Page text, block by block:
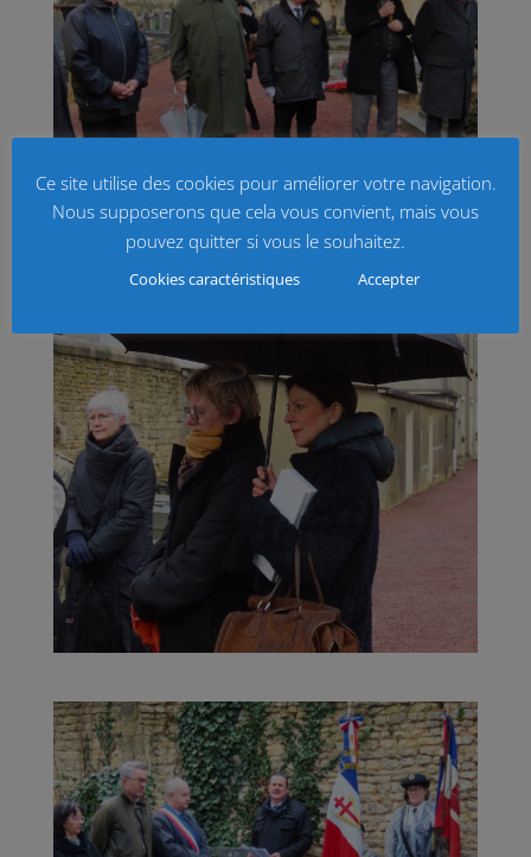
Ce site utilise des cookies pour améliorer votre navigation.
Nous supposerons que cela vous convient, mais vous
pouvez quitter si vous le souhaitez.
Cookies caractéristiques Accepter